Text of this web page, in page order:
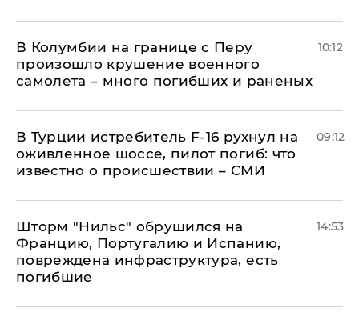
В Колумбии на границе с Перу
произошло крушение военного
самолета – много погибших и раненых
10:12
В Турции истребитель F-16 рухнул на
оживленное шоссе, пилот погиб: что
известно о происшествии – СМИ
09:12
Шторм "Нильс" обрушился на
Францию, Португалию и Испанию,
повреждена инфраструктура, есть
погибшие
14:53